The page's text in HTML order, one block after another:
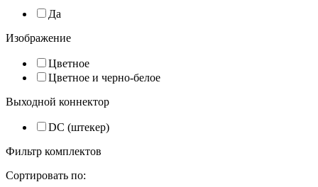
Да
Изображение
Цветное
Цветное и черно-белое
Выходной коннектор
DC (штекер)
Фильтр комплектов
Сортировать по: